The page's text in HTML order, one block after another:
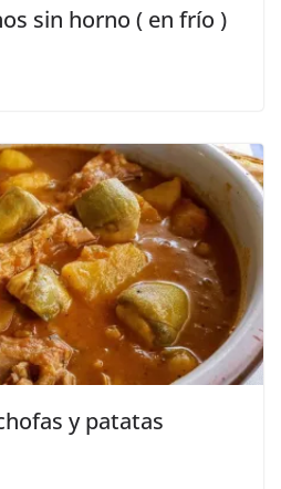
sin horno ( en frío )
y patatas